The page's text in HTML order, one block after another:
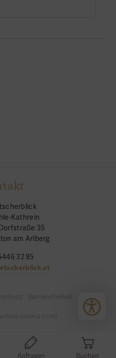
Kathrein
35
am Arlberg
32 85
Login
Anfragen Buchen